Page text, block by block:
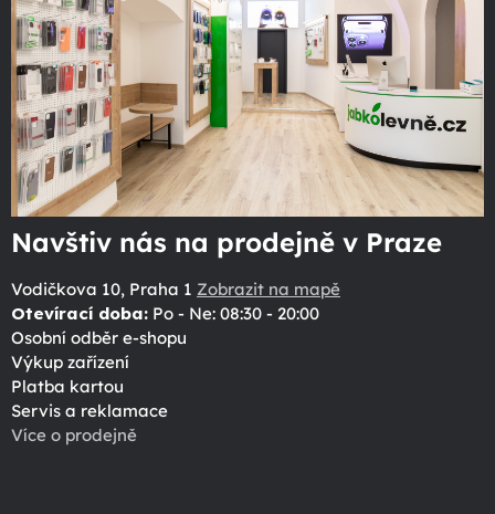
Navštiv nás na prodejně v Praze
Vodičkova 10, Praha 1 Zobrazit na mapě
Otevírací doba: Po - Ne: 08:30 - 20:00
Osobní odběr e-shopu
Výkup zařízení
Platba kartou
Servis a reklamace
Více o prodejně